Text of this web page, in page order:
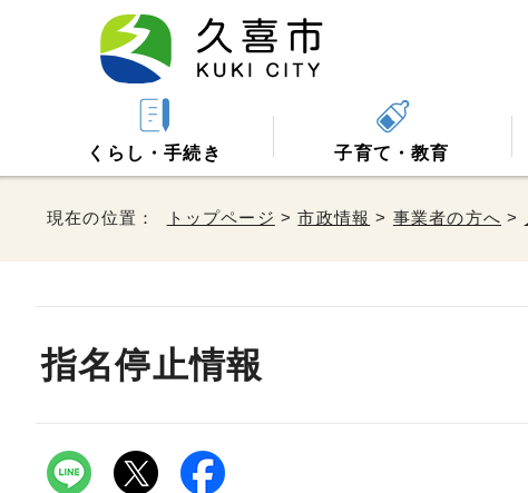
くらし・手続き 子育て・教育
現在の位置： トップページ >市政情報 > 事業者の方へ >
指名停止情報